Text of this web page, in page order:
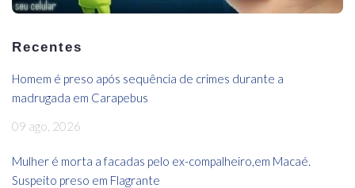
Recentes
Homem é preso após sequência de crimes durante a
madrugada em Carapebus
09 ago, 2026
Mulher é morta a facadas pelo ex-compalheiro,em Macaé.
Suspeito preso em Flagrante